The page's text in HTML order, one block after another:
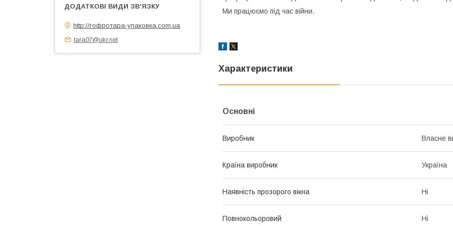
Ми працюємо під час війни.
Характеристики
Основні
Виробник Власне
Країна виробник Україна
Наявність прозорого вікна Ні
Повнокольоровий Ні
http://гофротара-упаковка.com.ua
tara07@ukr.net